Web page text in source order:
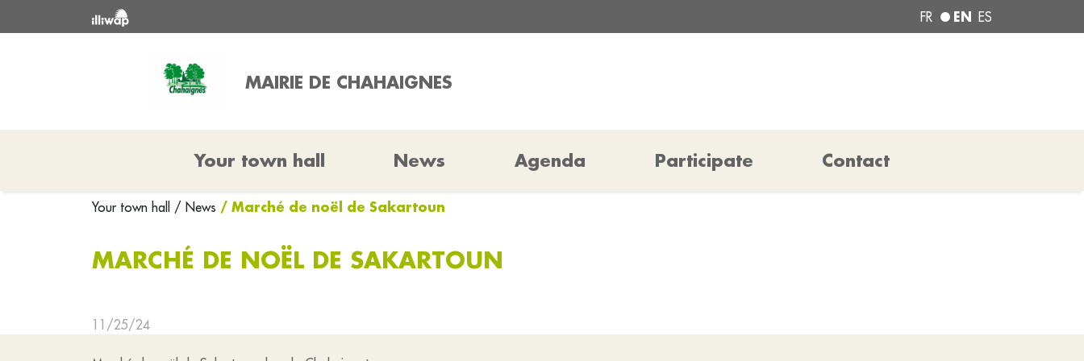
FR EN ES
MAIRIE DE CHAHAIGNES
Your town hall News Agenda Participate Contact
Your town hall / News / Marché de noël de Sakartoun
MARCHÉ DE NOËL DE SAKARTOUN
11/25/24